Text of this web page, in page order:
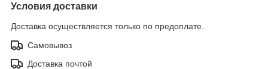
Условия доставки
Доставка осуществляется только по предоплате.
Самовывоз
Доставка почтой